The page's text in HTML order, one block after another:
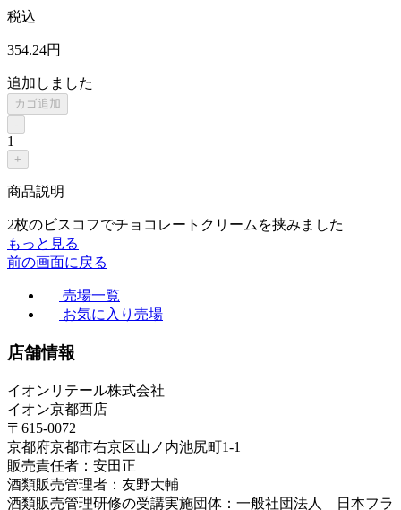
税込
354.24円
追加しました
カゴ追加
-
1
+
商品説明
2枚のビスコフでチョコレートクリームを挟みました
もっと見る
前の画面に戻る
売場一覧
お気に入り売場
店舗情報
イオンリテール株式会社
イオン京都西店
〒615-0072
京都府京都市右京区山ノ内池尻町1-1
販売責任者：安田正
酒類販売管理者：友野大輔
酒類販売管理研修の受講実施団体：一般社団法人 日本フラ